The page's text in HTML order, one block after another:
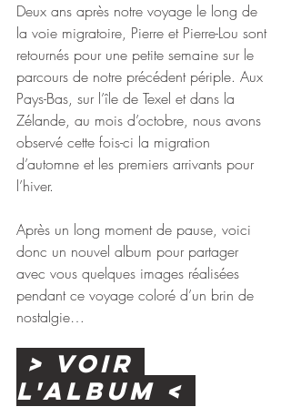
Deux ans après notre voyage le long de
la voie migratoire, Pierre et Pierre-Lou sont
retournés pour une petite semaine sur le
parcours de notre précédent périple. Aux
Pays-Bas, sur l’île de Texel et dans la
Zélande, au mois d’octobre, nous avons
observé cette fois-ci la migration
d’automne et les premiers arrivants pour
l’hiver.
Après un long moment de pause, voici
donc un nouvel album pour partager
avec vous quelques images réalisées
pendant ce voyage coloré d’un brin de
nostalgie…
l'album <